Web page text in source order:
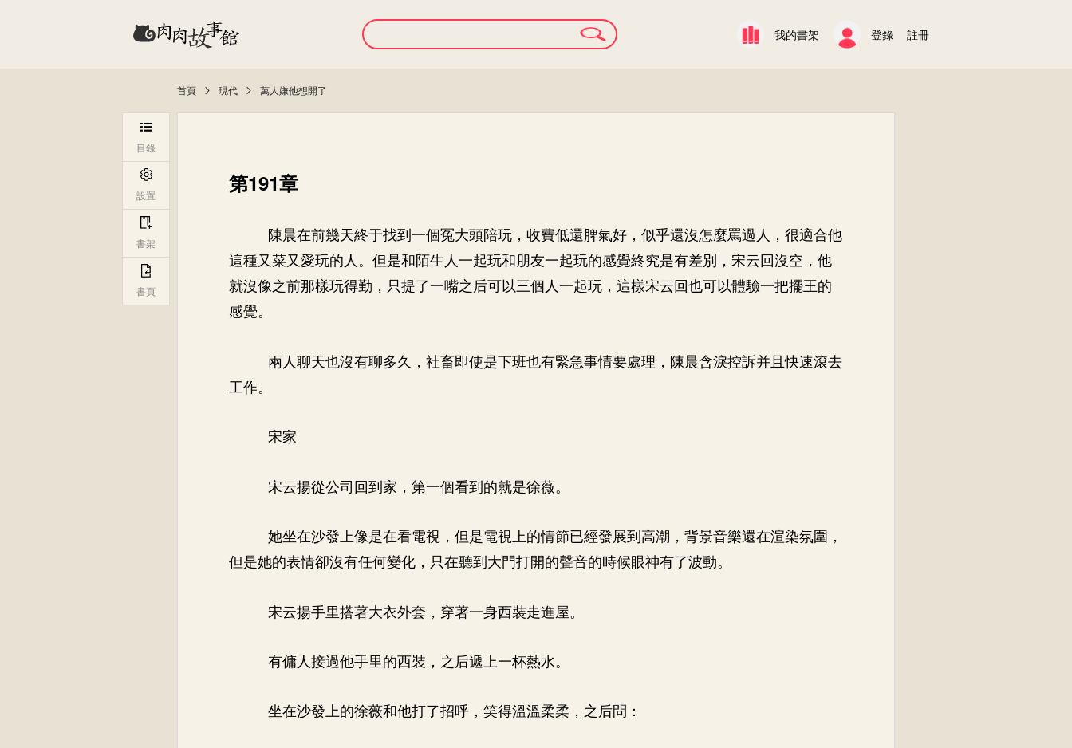
我的書架 登錄 註冊
首頁 現代 萬人嫌他想開了
目錄
設置
書架
書頁
第191章
陳晨在前幾天終于找到一個冤大頭陪玩，收費低還脾氣好，似乎還沒怎麼罵過人，很適合他
這種又菜又愛玩的人。但是和陌生人一起玩和朋友一起玩的感覺終究是有差別，宋云回沒空，他
就沒像之前那樣玩得勤，只提了一嘴之后可以三個人一起玩，這樣宋云回也可以體驗一把擺王的
感覺。
兩人聊天也沒有聊多久，社畜即使是下班也有緊急事情要處理，陳晨含淚控訴并且快速滾去
工作。
宋家
宋云揚從公司回到家，第一個看到的就是徐薇。
她坐在沙發上像是在看電視，但是電視上的情節已經發展到高潮，背景音樂還在渲染氛圍，
但是她的表情卻沒有任何變化，只在聽到大門打開的聲音的時候眼神有了波動。
宋云揚手里搭著大衣外套，穿著一身西裝走進屋。
有傭人接過他手里的西裝，之后遞上一杯熱水。
坐在沙發上的徐薇和他打了招呼，笑得溫溫柔柔，之后問：